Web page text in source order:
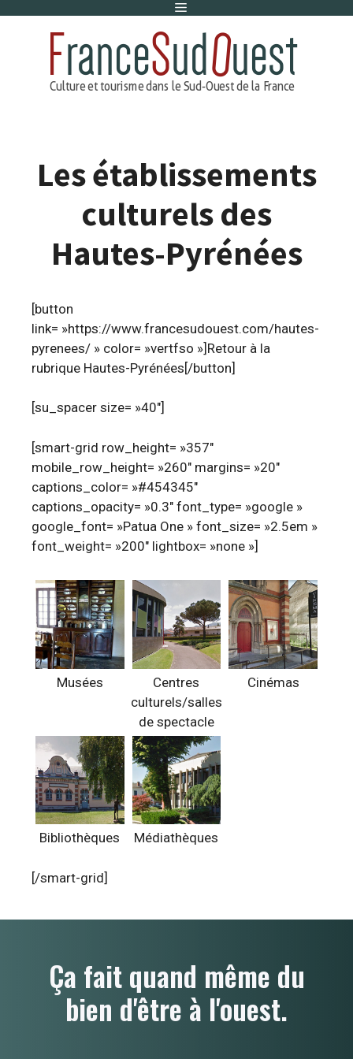
Menu
Les établissements
culturels des
Hautes-Pyrénées
[button
link= »https://www.francesudouest.com/hautes-
pyrenees/ » color= »vertfso »]Retour à la
rubrique Hautes-Pyrénées[/button]
[su_spacer size= »40″]
[smart-grid row_height= »357″
mobile_row_height= »260″ margins= »20″
captions_color= »#454345″
captions_opacity= »0.3″ font_type= »google »
google_font= »Patua One » font_size= »2.5em »
font_weight= »200″ lightbox= »none »]
Musées
Centres
culturels/salles
de spectacle
Cinémas
Bibliothèques Médiathèques
[/smart-grid]
Ça fait quand même du
bien d'être à l'ouest.